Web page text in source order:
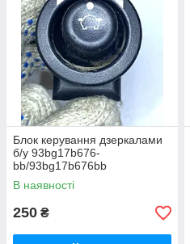
Блок керування дзеркалами
б/у 93bg17b676-
bb/93bg17b676bb
В наявності
250 ₴